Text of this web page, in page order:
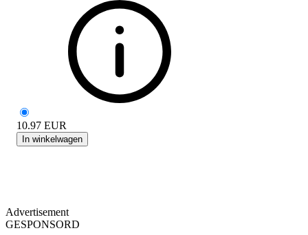
10.97 EUR
In winkelwagen
Advertisement
GESPONSORD